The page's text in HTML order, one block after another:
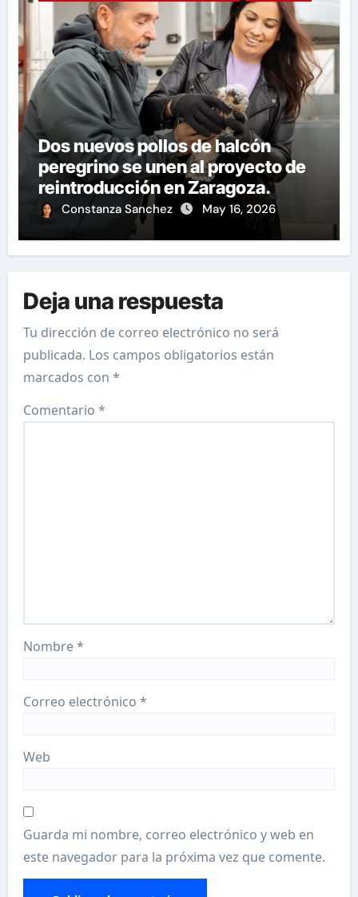
Dos nuevos pollos de halcón
peregrino se unen al proyecto de
reintroducción en Zaragoza.
Constanza Sanchez May 16, 2026
Deja una respuesta
Tu dirección de correo electrónico no será
publicada. Los campos obligatorios están
marcados con*
Comentario*
Nombre*
Correo electrónico*
Web
Guarda mi nombre, correo electrónico y web en
este navegador para la próxima vez que comente.